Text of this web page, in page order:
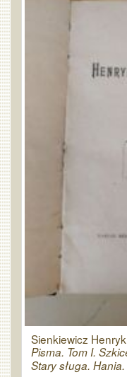
Sienkiewicz Henryk
Pisma. Tom I.
Stary sługa. Hania.